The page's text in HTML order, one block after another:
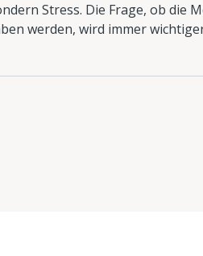
Stress. Die Frage, ob die
werden, wird immer